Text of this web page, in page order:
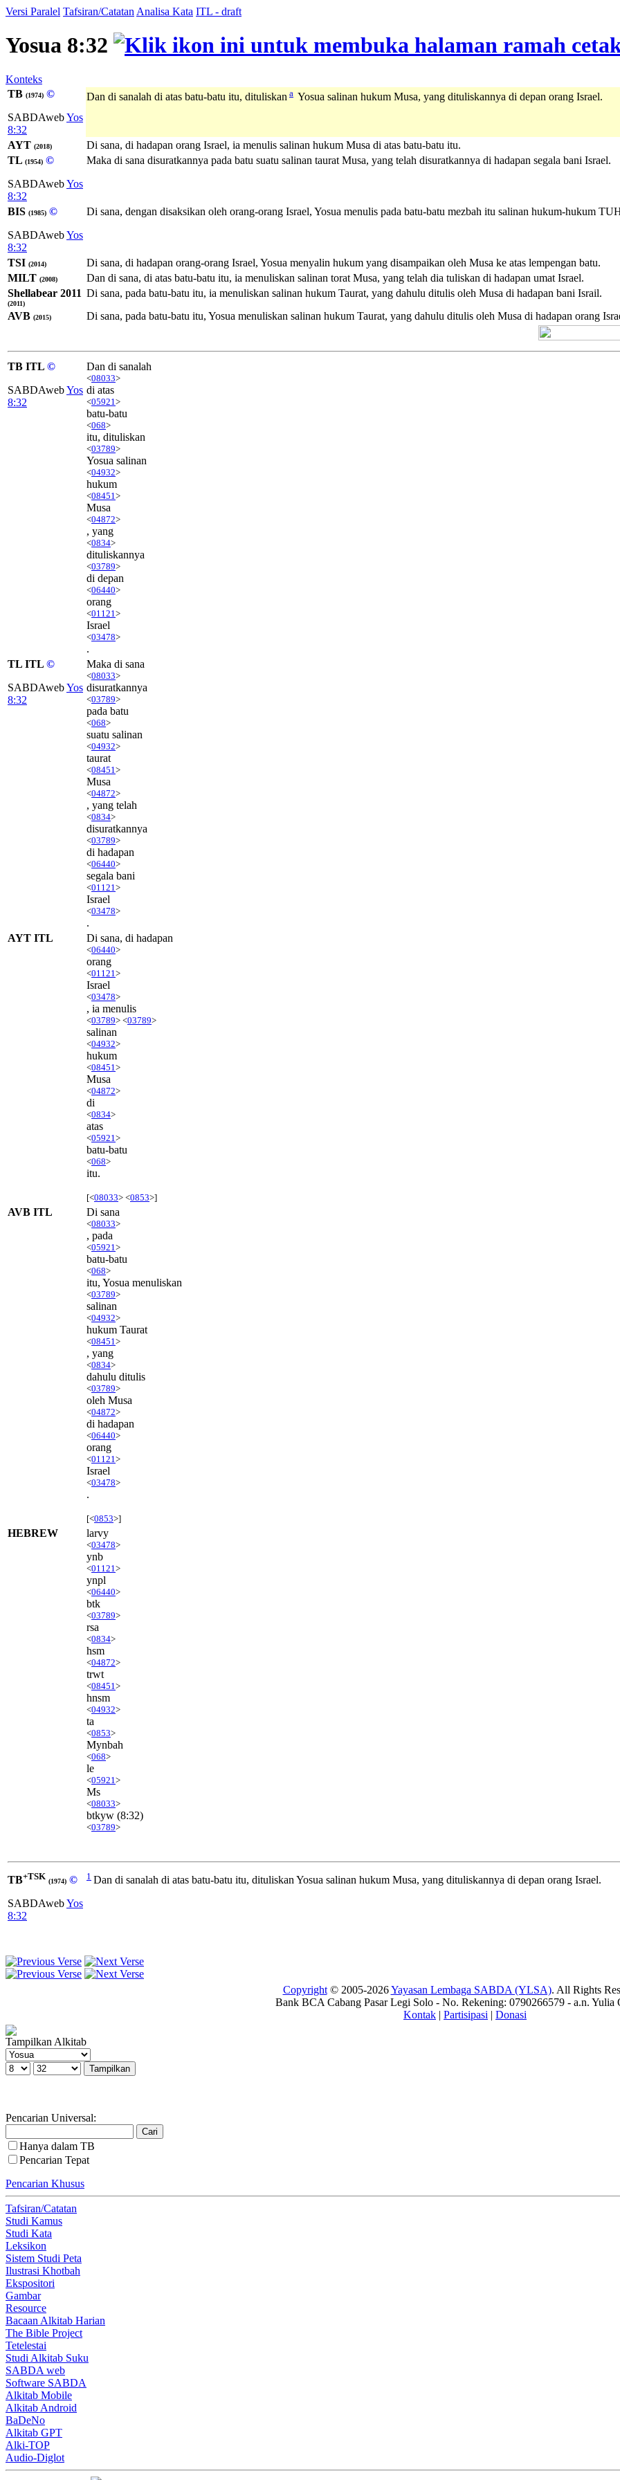
Versi Paralel Tafsiran/Catatan Analisa Kata ITL - draft
Yosua 8:32
Konteks
TB (1974) ©
SABDAwebYos
8:32
Dan di sanalah di atas batu-batu itu, dituliskan a Yosua salinan hukum Musa, yang dituliskannya di depan orang Israel.
AYT (2018)
Di sana, di hadapan orang Israel, ia menulis salinan hukum Musa di atas batu-batu itu.
TL (1954) ©
SABDAwebYos
8:32
Maka di sana disuratkannya pada batu suatu salinan taurat Musa, yang telah disuratkannya di hadapan segala bani Israel.
BIS (1985) ©
SABDAwebYos
8:32
Di sana, dengan disaksikan oleh orang-orang Israel, Yosua menulis pada batu-batu mezbah itu salinan hukum-hukum
TSI (2014)
Di sana, di hadapan orang-orang Israel, Yosua menyalin hukum yang disampaikan oleh Musa ke atas lempengan batu.
MILT (2008)
Dan di sana, di atas batu-batu itu, ia menuliskan salinan torat Musa, yang telah dia tuliskan di hadapan umat Israel.
Shellabear 2011
(2011)
Di sana, pada batu-batu itu, ia menuliskan salinan hukum Taurat, yang dahulu ditulis oleh Musa di hadapan bani Israil.
AVB (2015) Di sana, pada batu-batu itu, Yosua menuliskan salinan hukum Taurat, yang dahulu ditulis oleh Musa di hadapan orang
TB ITL ©
SABDAwebYos
8:32
Dan di sanalah
<08033>
di atas
<05921 >
batu-batu
<068>
itu, dituliskan
<03789>
Yosua salinan
<04932>
hukum
<08451 >
Musa
<04872>
, yang
<0834>
dituliskannya
<03789>
di depan
<06440>
orang
<01121 >
Israel
<03478>
.
TL ITL ©
SABDAwebYos
8:32
Maka di sana
<08033>
disuratkannya
<03789>
pada batu
<068>
suatu salinan
<04932>
taurat
<08451 >
Musa
<04872>
, yang telah
<0834>
disuratkannya
<03789>
di hadapan
<06440>
segala bani
<01121 >
Israel
<03478>
.
AYT ITL
Di sana, di hadapan
<06440>
orang
<01121 >
Israel
<03478>
, ia menulis
<03789> <03789>
salinan
<04932>
hukum
<08451 >
Musa
<04872>
di
<0834>
atas
<05921 >
batu-batu
<068>
itu.
[<08033> <0853>]
AVB ITL Di sana
<08033>
, pada
<05921 >
batu-batu
<068>
itu, Yosua menuliskan
<03789>
salinan
<04932>
hukum Taurat
<08451 >
, yang
<0834>
dahulu ditulis
<03789>
oleh Musa
<04872>
di hadapan
<06440>
orang
<01121 >
Israel
<03478>
.
[<0853>]
HEBREW larvy
<03478>
ynb
<01121 >
ynpl
<06440>
btk
<03789>
rsa
<0834>
hsm
<04872>
trwt
<08451 >
hnsm
<04932>
ta
<0853>
Mynbah
<068>
le
<05921 >
Ms
<08033>
btkyw (8:32)
<03789>
TB+TSK (1974) ©
SABDAwebYos
8:32
1 Dan di sanalah di atas batu-batu itu, dituliskan Yosua salinan hukum Musa, yang dituliskannya di depan orang Israel.
Copyright© 2005-2026Yayasan Lembaga SABDA (YLSA). All Rights
Bank BCA Cabang Pasar Legi Solo - No. Rekening: 0790266579 - a.n. Yulia
Kontak | Partisipasi | Donasi
Tampilkan Alkitab
Pencarian Universal:
Hanya dalam TB
Pencarian Tepat
Pencarian Khusus
Tafsiran/Catatan
Studi Kamus
Studi Kata
Leksikon
Sistem Studi Peta
Ilustrasi Khotbah
Ekspositori
Gambar
Resource
Bacaan Alkitab Harian
The Bible Project
Tetelestai
Studi Alkitab Suku
SABDA web
Software SABDA
Alkitab Mobile
Alkitab Android
BaDeNo
Alkitab GPT
Alki-TOP
Audio-Diglot